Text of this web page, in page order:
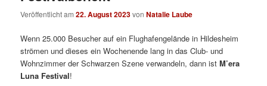
Veröffentlicht am22. August 2023vonNatalie Laube
Wenn 25.000 Besucher auf ein Flughafengelände in Hildesheim
strömen und dieses ein Wochenende lang in das Club- und
Wohnzimmer der Schwarzen Szene verwandeln, dann istM’era
Luna Festival!